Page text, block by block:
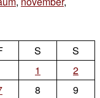
S
S
1
2
8
9